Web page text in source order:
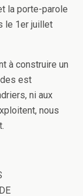
la porte-parole
le 1er juillet
à construire un
est
ni aux
nous